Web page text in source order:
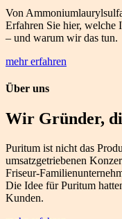
Von
Erfahren Sie hier, welche
– und warum wir das tun.
mehr erfahren
Über uns
Wir Gründer,
Puritum ist nicht das
umsatzgetriebenen
Friseur-
Die Idee für Puritum
Kunden.